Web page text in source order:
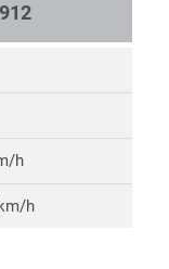
h
h